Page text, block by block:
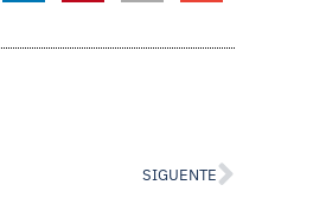
SIGUENTE